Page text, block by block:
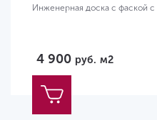
Инженерная доска с фаской с
4 900 руб. м2